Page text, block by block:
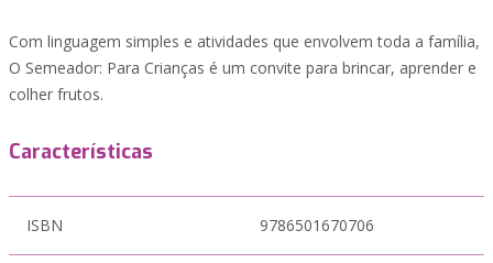
Com linguagem simples e atividades que envolvem toda a família,
O Semeador: Para Crianças é um convite para brincar, aprender e
colher frutos.
Características
ISBN 9786501670706